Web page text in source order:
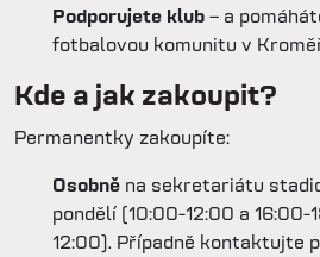
Podporujete klub – a
fotbalovou komunitu v
Kde a jak zakoupit?
Permanentky zakoupíte:
Osobně na sekretariátu
pondělí (10:00-12:00 a
12:00). Případně kontaktujte